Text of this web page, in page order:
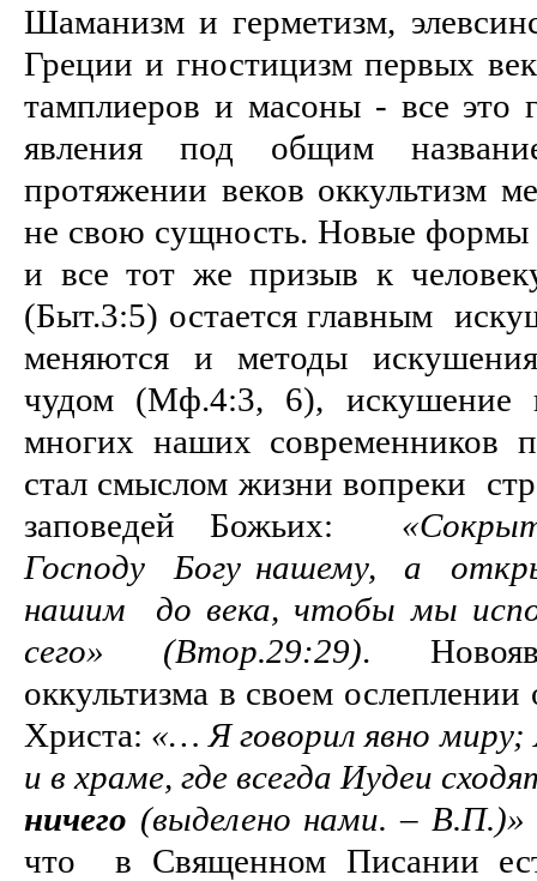
Шаманизм и герметизм,
Греции и гностицизм первых
тамплиеров и масоны - все это
явления под общим
протяжении веков оккультизм
не свою сущность. Новые формы
и все тот же призыв к
(Быт.3:5) остается главным
меняются и методы
чудом (Мф.4:3, 6), искушение
многих наших современников
стал смыслом жизни вопреки
заповедей Божьих:
Господу Богу нашему, а
нашим до века, чтобы мы
сего» (Втор.29:29).
оккультизма в своем
Христа: «… Я говорил явно миру;
и в храме, где всегда Иудеи
ничего (выделено нами. –
что в Священном Писании